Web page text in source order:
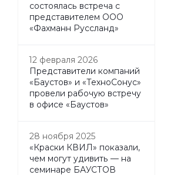
состоялась встреча с
представителем ООО
«Фахманн Руссланд»
12 февраля 2026
Представители компаний
«Баустов» и «ТехноСонус»
провели рабочую встречу
в офисе «Баустов»
28 ноября 2025
«Краски КВИЛ» показали,
чем могут удивить — на
семинаре БАУСТОВ